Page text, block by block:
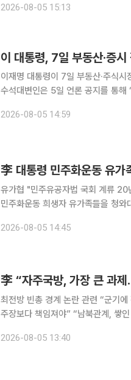
고 있다”며 “무엇을 질문하고 구상
2026-08-05 15:13
이 대통령, 7일 부동산·증
이재명 대통령이 7일 부동산·주식
수석대변인은 5일 언론 공지를 통해
이 대통령이 미국·남미 순방에서 귀
2026-08-05 14:59
李 대통령 민주화운동 유가
유가협 "민주유공자법 국회 계류 20
민주화운동 희생자 유가족들을 청
주유가족협의회(유가협) 창립 40주
2026-08-05 14:45
李 “자주국방, 가장 큰 과
최전방 빈총 경계 논란 관련 “군기
주장보다 책임져야” “남북관계, 쌓
기강을 바로잡아야 한다고 주문했다
2026-08-05 13:40